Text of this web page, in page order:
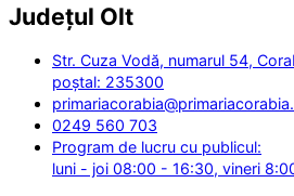
Județul Olt
Str. Cuza Vodă, numarul 54,
poștal: 235300
0249 560 703
Program de lucru cu publicul:
luni - joi 08:00 - 16:30, vineri